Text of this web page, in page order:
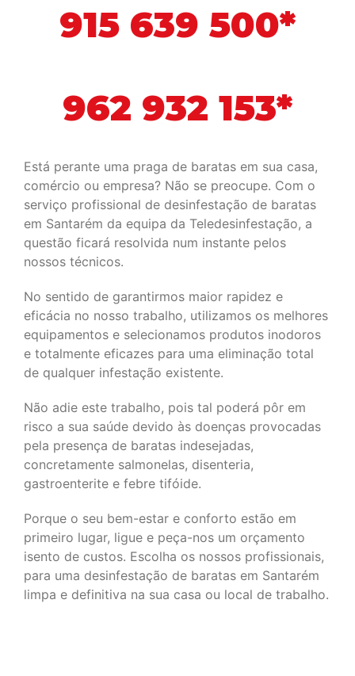
915 639 500*
962 932 153*
Está perante uma praga de baratas em sua casa,
comércio ou empresa? Não se preocupe. Com o
serviço profissional de desinfestação de baratas
em Santarém da equipa da Teledesinfestação, a
questão ficará resolvida num instante pelos
nossos técnicos.
No sentido de garantirmos maior rapidez e
eficácia no nosso trabalho, utilizamos os melhores
equipamentos e selecionamos produtos inodoros
e totalmente eficazes para uma eliminação total
de qualquer infestação existente.
Não adie este trabalho, pois tal poderá pôr em
risco a sua saúde devido às doenças provocadas
pela presença de baratas indesejadas,
concretamente salmonelas, disenteria,
gastroenterite e febre tifóide.
Porque o seu bem-estar e conforto estão em
primeiro lugar, ligue e peça-nos um orçamento
isento de custos. Escolha os nossos profissionais,
para uma desinfestação de baratas em Santarém
limpa e definitiva na sua casa ou local de trabalho.